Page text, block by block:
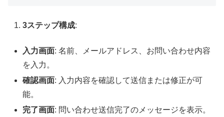
3ステップ構成:
入力画面: 名前、メールアドレス、お問い合わせ内容
を入力。
確認画面: 入力内容を確認して送信または修正が可
能。
完了画面: 問い合わせ送信完了のメッセージを表示。